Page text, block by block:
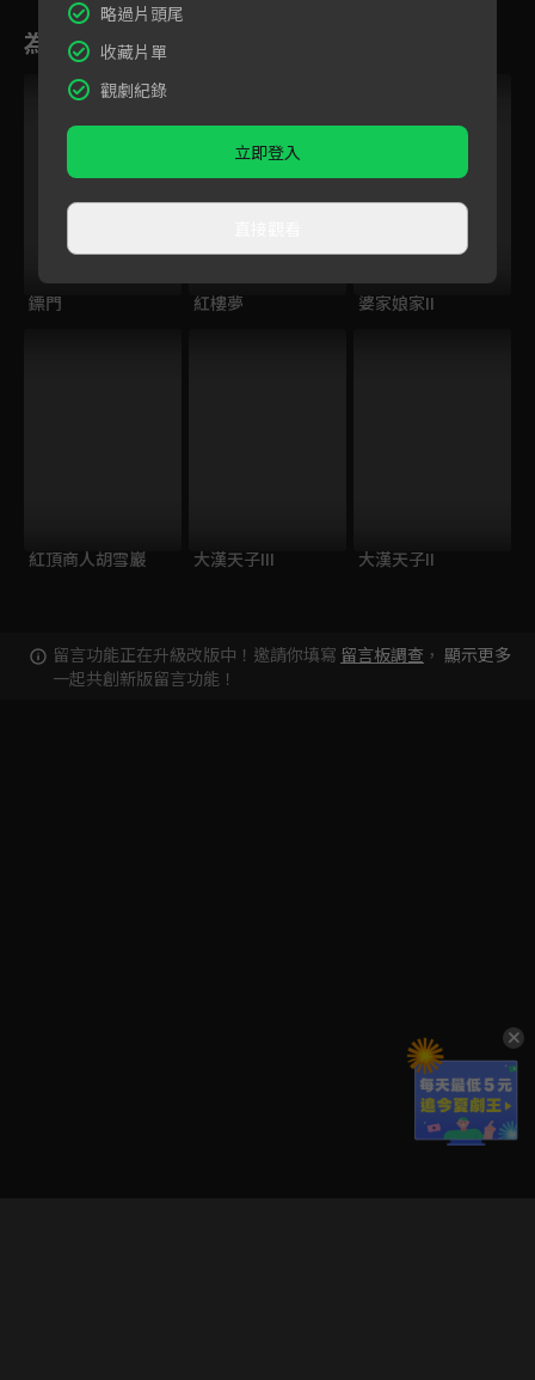
為您推薦
鏢門 紅樓夢 婆家娘家II
紅頂商人胡雪巖 大漢天子III 大漢天子II
留言功能正在升級改版中！邀請你填寫 留言板調查 ，
一起共創新版留言功能！
顯示更多
略過片頭尾
收藏片單
觀劇紀錄
立即登入